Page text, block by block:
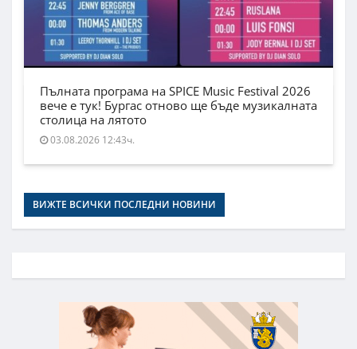
Пълната програма на SPICE Music Festival 2026
вече е тук! Бургас отново ще бъде музикалната
столица на лятото
03.08.2026 12:43ч.
ВИЖТЕ ВСИЧКИ ПОСЛЕДНИ НОВИНИ